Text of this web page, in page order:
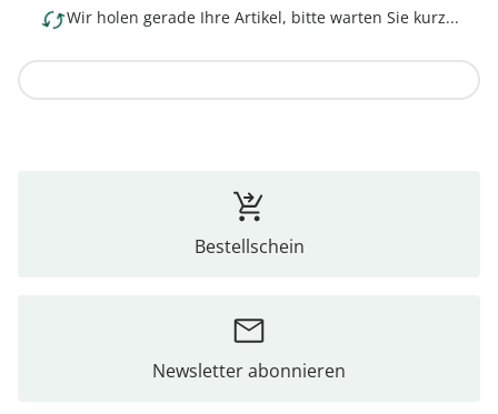
Wir holen gerade Ihre Artikel, bitte warten Sie kurz...
Bestellschein
Newsletter abonnieren